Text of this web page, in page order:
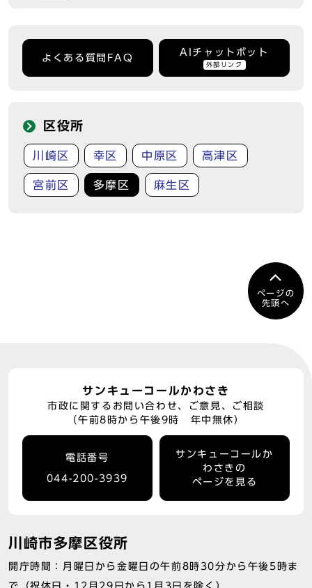
よくある質問FAQ
AIチャットボット
外部リンク
区役所
川崎区 幸区 中原区 高津区
宮前区 多摩区 麻生区
ページの
先頭へ
サンキューコールかわさき
市政に関するお問い合わせ、ご意見、ご相談
（午前8時から午後9時 年中無休）
電話番号
044-200-3939
サンキューコールか
わさきの
ページを見る
川崎市多摩区役所
開庁時間：月曜日から金曜日の午前8時30分から午後5時ま
で（祝休日・12月29日から1月3日を除く）